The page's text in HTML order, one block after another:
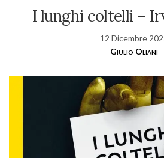
I lunghi coltelli –
12 Dicembre
Giulio Oliani